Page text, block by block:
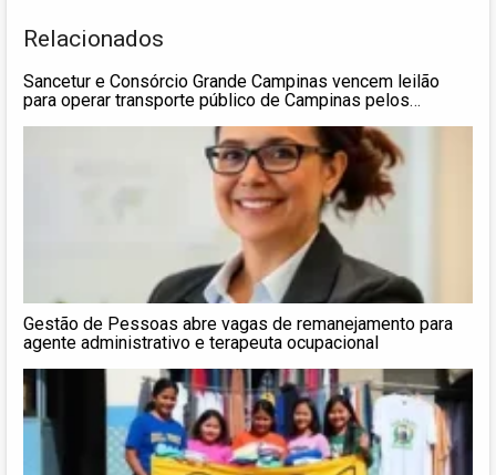
Relacionados
Sancetur e Consórcio Grande Campinas vencem leilão
para operar transporte público de Campinas pelos
Gestão de Pessoas abre vagas de remanejamento para
agente administrativo e terapeuta ocupacional